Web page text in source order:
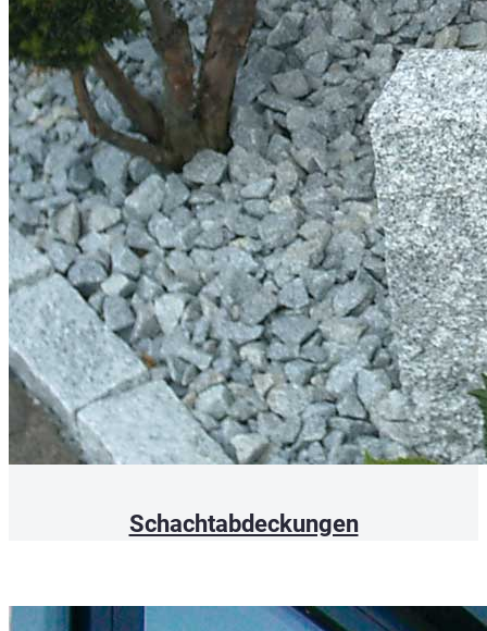
Schachtabdeckungen